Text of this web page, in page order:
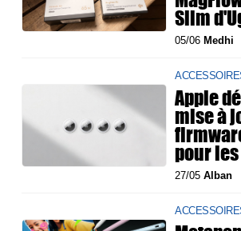
Slim
05/06 Medhi
Apple
mise à
pour
27/05Alban